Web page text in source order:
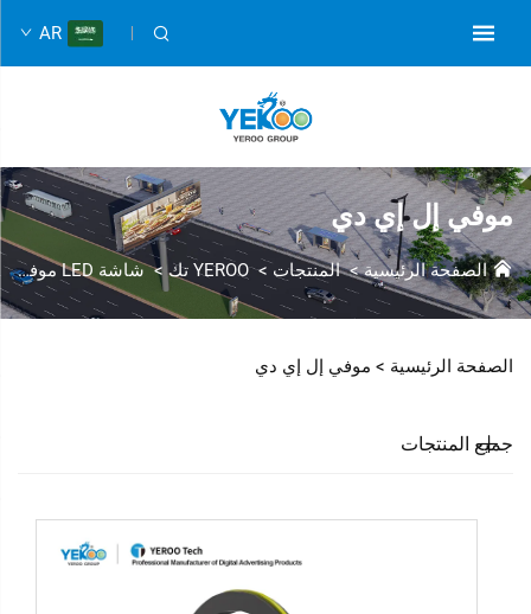
AR
موفي إل إي دي
الصفحة الرئيسية>المنتجات>YEROO تك >شاشة LED موفي
الصفحة الرئيسية > موفي إل إي دي
جميع المنتجات